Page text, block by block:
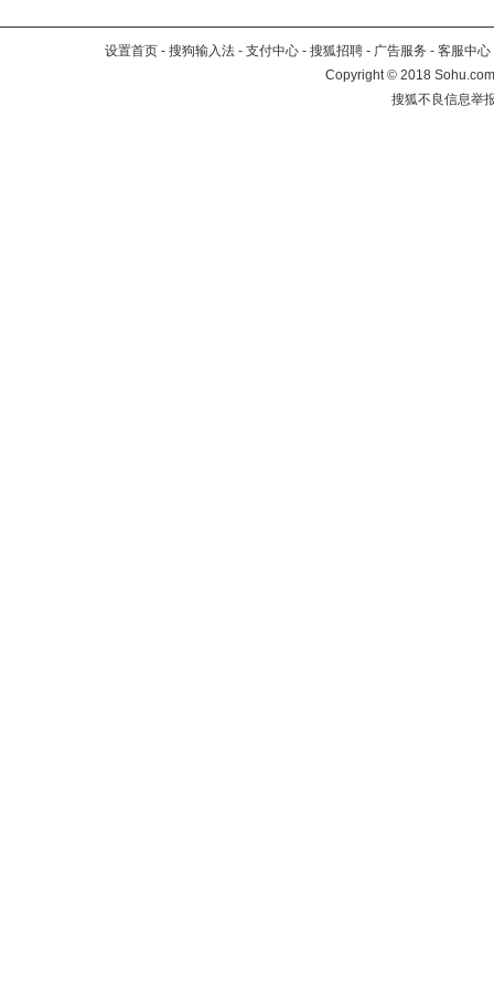
设置首页 - 搜狗输入法 - 支付中心 - 搜狐招聘 - 广告服务 - 客服中心
Copyright©2018
搜狐不良信息举